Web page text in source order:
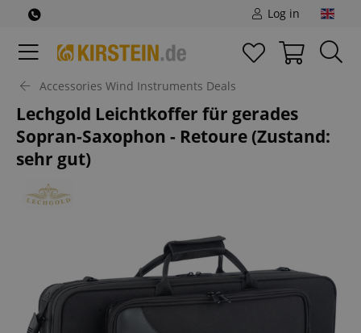
Log in
Accessories Wind Instruments Deals
Lechgold Leichtkoffer für gerades
Sopran-Saxophon - Retoure (Zustand:
sehr gut)